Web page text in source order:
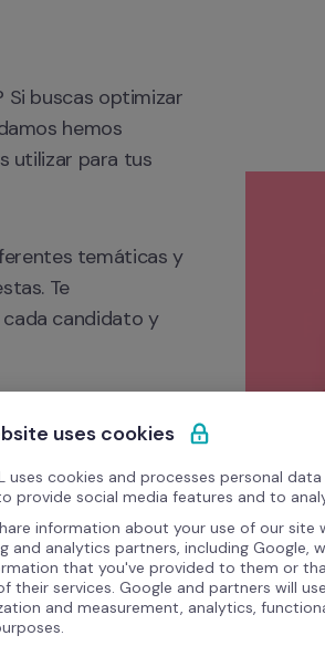
buscas optimizar
hemos
utilizar para tus
temáticas y
Te
candidato y
uses cookies
uses cookies and processes personal
provide social media features and to
information about your use of our site
and analytics partners, including Google,
that you've provided to them or
their services. Google and partners will
and measurement, analytics,